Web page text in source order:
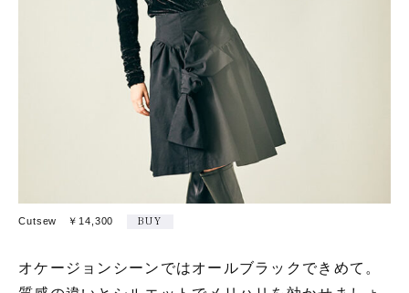
Cutsew ￥14,300 BUY
オケージョンシーンではオールブラックできめて。